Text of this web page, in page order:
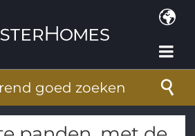
goed zoeken